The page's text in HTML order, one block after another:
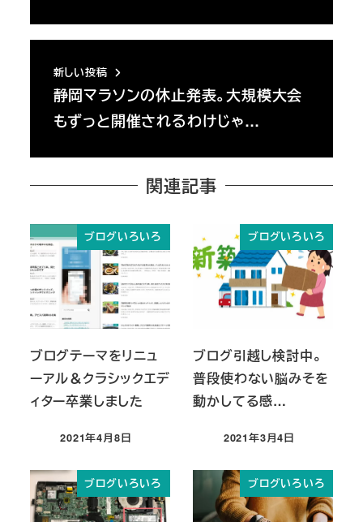
新しい投稿
静岡マラソンの休止発表。大規模大会
もずっと開催されるわけじゃ…
関連記事
ブログいろいろ
ブログテーマをリニュ
ーアル＆クラシックエデ
ィター卒業しました
投稿日
2021年4月8日
ブログいろいろ
ブログ引越し検討中。
普段使わない脳みそを
動かしてる感…
投稿日
2021年3月4日
ブログいろいろ ブログいろいろ